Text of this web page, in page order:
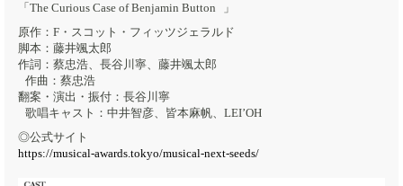
「The Curious Case of Benjamin Button 」
原作：F・スコット・フィッツジェラルド
脚本：藤井颯太郎
作詞：蔡忠浩、長谷川寧、藤井颯太郎
作曲：蔡忠浩
翻案・演出・振付：長谷川寧
歌唱キャスト：中井智彦、皆本麻帆、LEI’OH
◎公式サイト
https://musical-awards.tokyo/musical-next-seeds/